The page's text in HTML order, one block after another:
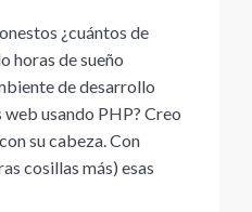
¿cuántos de
horas de sueño
de desarrollo
usando PHP? Creo
su cabeza. Con
cosillas más) esas